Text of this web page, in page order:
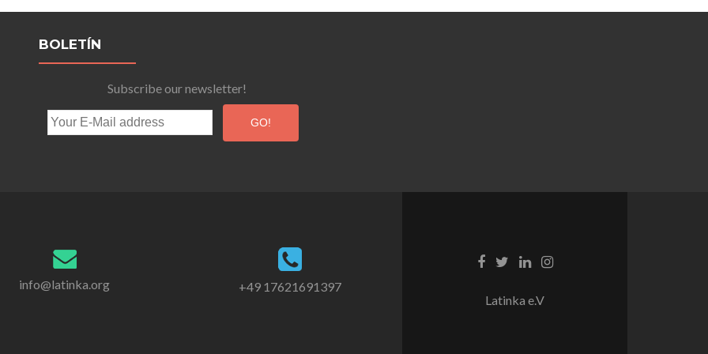
BOLETÍN
Subscribe our newsletter!
info@latinka.org
+49 17621691397
Latinka e.V